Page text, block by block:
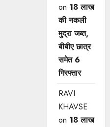
on 18 लाख
की नकली
मुद्रा जब्त,
बीबीए छात्र
समेत 6
गिरफ्तार
RAVI
KHAVSE
on 18 लाख